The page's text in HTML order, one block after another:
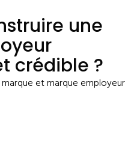
une
crédible ?
marque et marque employeur